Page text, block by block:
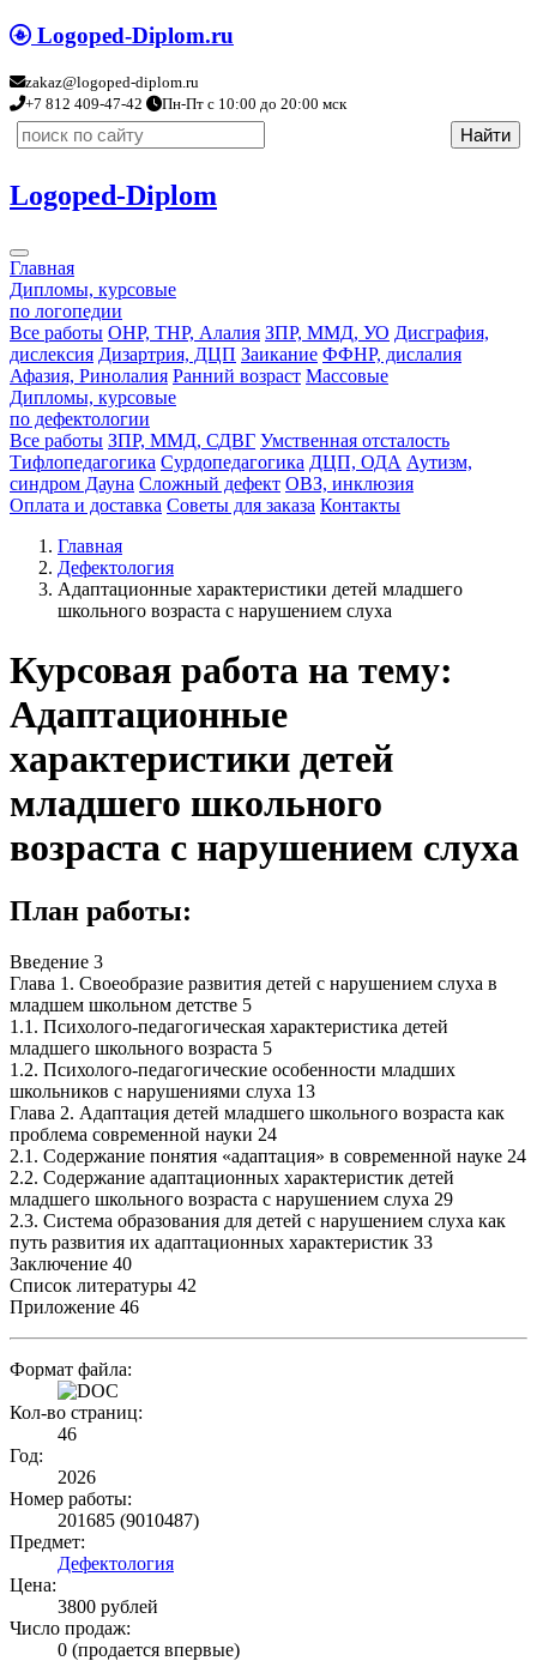
Logoped-Diplom.ru
zakaz@logoped-diplom.ru
+7 812 409-47-42
Пн-Пт с 10:00 до 20:00 мск
Logoped-Diplom
Главная
Дипломы, курсовые
по логопедии
Все работы ОНР, ТНР, Алалия ЗПР, ММД, УО Дисграфия,
дислексия Дизартрия, ДЦП Заикание ФФНР, дислалия
Афазия, Ринолалия Ранний возраст Массовые
Дипломы, курсовые
по дефектологии
Все работы ЗПР, ММД, СДВГ Умственная отсталость
Тифлопедагогика Сурдопедагогика ДЦП, ОДА Аутизм,
синдром Дауна Сложный дефект ОВЗ, инклюзия
Оплата и доставка Советы для заказа Контакты
Главная
Дефектология
Адаптационные характеристики детей младшего
школьного возраста с нарушением слуха
Курсовая работа на тему:
Адаптационные
характеристики детей
младшего школьного
возраста с нарушением слуха
План работы:
Введение 3
Глава 1. Своеобразие развития детей с нарушением слуха в
младшем школьном детстве 5
1.1. Психолого-педагогическая характеристика детей
младшего школьного возраста 5
1.2. Психолого-педагогические особенности младших
школьников с нарушениями слуха 13
Глава 2. Адаптация детей младшего школьного возраста как
проблема современной науки 24
2.1. Содержание понятия «адаптация» в современной науке 24
2.2. Содержание адаптационных характеристик детей
младшего школьного возраста с нарушением слуха 29
2.3. Система образования для детей с нарушением слуха как
путь развития их адаптационных характеристик 33
Заключение 40
Список литературы 42
Приложение 46
Формат файла:
Кол-во страниц:
46
Год:
2026
Номер работы:
201685 (9010487)
Предмет:
Дефектология
Цена:
3800 рублей
Число продаж:
0 (продается впервые)